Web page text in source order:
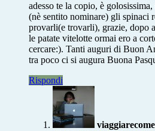
adesso te la copio, è
(nè sentito nominare) gli spinaci
provarli(e trovarli), grazie, dopo
le patate vitelotte ormai ero a
cercare:). Tanti auguri di Buon
tra poco ci si augura Buona
Rispondi